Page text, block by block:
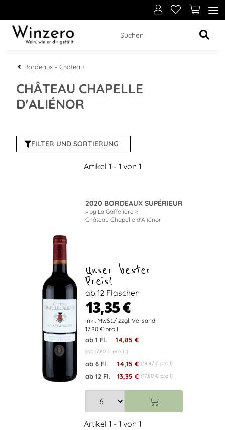
Bordeaux - Château
CHÂTEAU CHAPELLE
D'ALIÉNOR
FILTER UND SORTIERUNG
Artikel 1 - 1 von 1
2020 BORDEAUX SUPÉRIEUR
» by La Gaffelière «
Château Chapelle d'Aliénor
Unser bester
Preis!
ab 12 Flaschen
13,35 €
17.80 € pro l
ab 1 Fl. 14,85 €
(ab 17,80 € pro 1 l)
ab 6 Fl. 14,15 € (18,87 € pro l)
ab 12 Fl. 13,35 € (17,80 € pro l)
Artikel 1 - 1 von 1